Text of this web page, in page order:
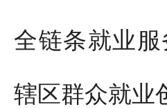
全链条就业
辖区群众就业